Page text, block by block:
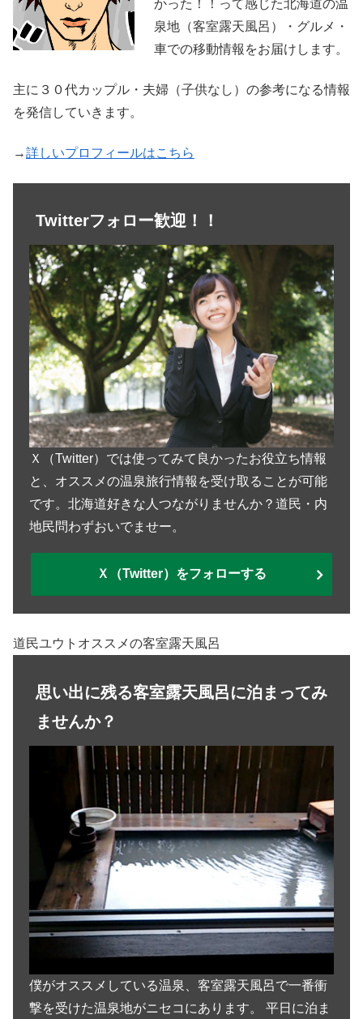
かった！！って感じた北海道の温
泉地（客室露天風呂）・グルメ・
車での移動情報をお届けします。
主に３０代カップル・夫婦（子供なし）の参考になる情報
を発信していきます。
→詳しいプロフィールはこちら
Twitterフォロー歓迎！！
Ｘ（Twitter）では使ってみて良かったお役立ち情報
と、オススメの温泉旅行情報を受け取ることが可能
です。北海道好きな人つながりませんか？道民・内
地民問わずおいでませー。
Ｘ（Twitter）をフォローする
道民ユウトオススメの客室露天風呂
思い出に残る客室露天風呂に泊まってみ
ませんか？
僕がオススメしている温泉、客室露天風呂で一番衝
撃を受けた温泉地がニセコにあります。 平日に泊ま